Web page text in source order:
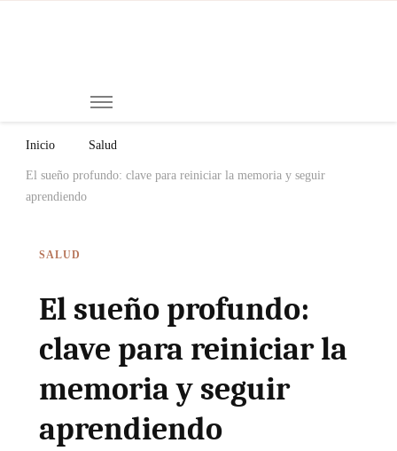
Inicio Salud
El sueño profundo: clave para reiniciar la memoria y seguir
aprendiendo
SALUD
El sueño profundo:
clave para reiniciar la
memoria y seguir
aprendiendo